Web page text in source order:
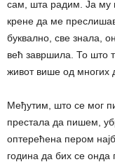
сам, шта радим. Ја му
крене да ме
буквално, све знала,
већ завршила. То што
живот више од многих
Међутим, што се мог
престала да пишем,
оптерећена пером
година да бих се онда